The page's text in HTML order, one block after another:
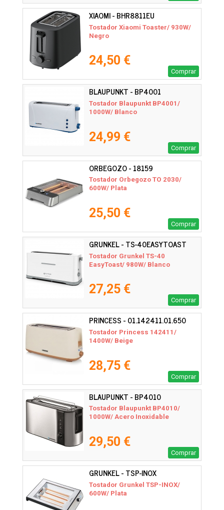
XIAOMI - BHR8811EU
Tostador Xiaomi Toaster/ 930W/
Negro
24,50 €
Comprar
BLAUPUNKT - BP4001
Tostador Blaupunkt BP4001/
1000W/ Blanco
24,99 €
Comprar
ORBEGOZO - 18159
Tostador Orbegozo TO 2030/
600W/ Plata
25,50 €
Comprar
GRUNKEL - TS-40EASYTOAST
Tostador Grunkel TS-40
EasyToast/ 980W/ Blanco
27,25 €
Comprar
PRINCESS - 01.142411.01.650
Tostador Princess 142411/
1400W/ Beige
28,75 €
Comprar
BLAUPUNKT - BP4010
Tostador Blaupunkt BP4010/
1000W/ Acero Inoxidable
29,50 €
Comprar
GRUNKEL - TSP-INOX
Tostador Grunkel TSP-INOX/
600W/ Plata